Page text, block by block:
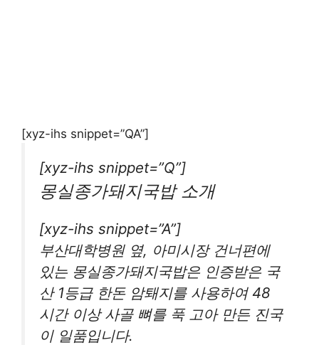
[xyz-ihs snippet=”QA”]
[xyz-ihs snippet=”Q”]
몽실종가돼지국밥 소개
[xyz-ihs snippet=”A”]
부산대학병원 옆, 아미시장 건너편에
있는 몽실종가돼지국밥은 인증받은 국
산 1등급 한돈 암퇘지를 사용하여 48
시간 이상 사골 뼈를 푹 고아 만든 진국
이 일품입니다.